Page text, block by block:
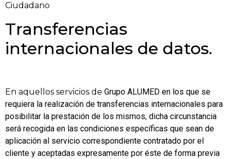
Ciudadano
Transferencias
internacionales de datos.
En aquellos servicios de Grupo ALUMED en los que se
requiera la realización de transferencias internacionales para
posibilitar la prestación de los mismos, dicha circunstancia
será recogida en las condiciones específicas que sean de
aplicación al servicio correspondiente contratado por el
cliente y aceptadas expresamente por éste de forma previa